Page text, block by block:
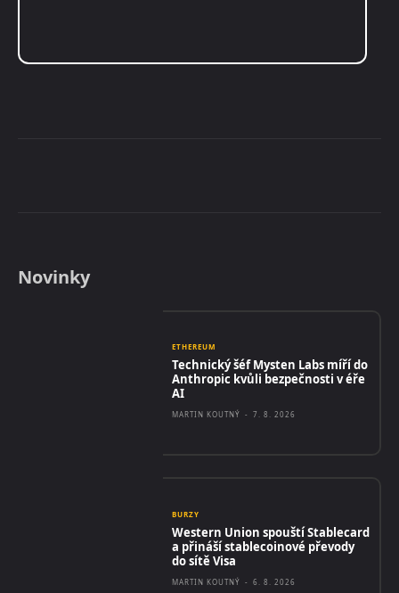
Novinky
ETHEREUM
Technický šéf Mysten Labs míří do
Anthropic kvůli bezpečnosti v éře
AI
MARTIN KOUTNÝ - 7. 8. 2026
BURZY
Western Union spouští Stablecard
a přináší stablecoinové převody
do sítě Visa
MARTIN KOUTNÝ - 6. 8. 2026